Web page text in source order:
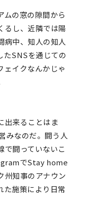
ムの窓の隙間から
るし、近隣では陽
病中、知人の知人
SNSを通じての
ェイクなんかじゃ
出来ることはま
みなのだ。闘う人
で闘っていないこ
でStay home
州知事のアナウン
た施策により日常